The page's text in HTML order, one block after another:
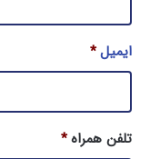
ایمیل*
تلفن همراه*